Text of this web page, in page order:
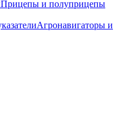
Прицепы и полуприцепы
Агронавигаторы и